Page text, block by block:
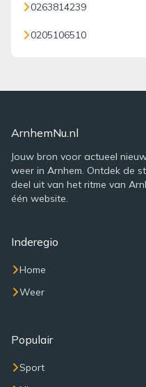
0263814239
0205106510
ArnhemNu.nl
Jouw bron voor actueel
weer in Arnhem. Ontdek de
deel uit van het ritme van
één website.
Inderegio
Home
Weer
Populair
Sport